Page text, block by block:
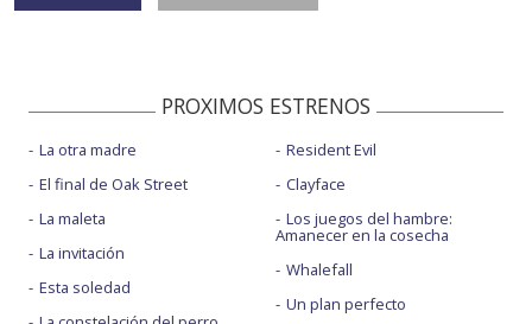
PROXIMOS ESTRENOS
La otra madre
El final de Oak Street
La maleta
La invitación
Esta soledad
Resident Evil
Clayface
Los juegos del hambre:
Amanecer en la cosecha
Whalefall
Un plan perfecto